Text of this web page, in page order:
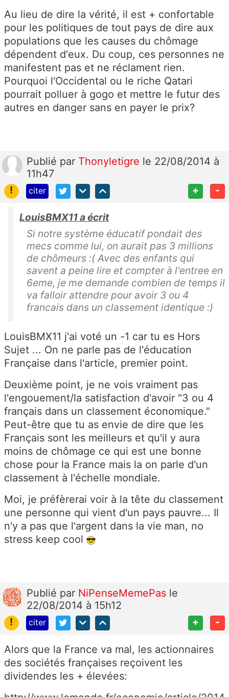
Au lieu de dire la vérité, il est + confortable
pour les politiques de tout pays de dire aux
populations que les causes du chômage
dépendent d'eux. Du coup, ces personnes ne
manifestent pas et ne réclament rien.
Pourquoi l'Occidental ou le riche Qatari
pourrait polluer à gogo et mettre le futur des
autres en danger sans en payer le prix?
Publié par Thonyletigre le 22/08/2014 à
11h47
!
citer + -
LouisBMX11 a écrit
Si notre système éducatif pondait des
mecs comme lui, on aurait pas 3 millions
de chômeurs :( Avec des enfants qui
savent a peine lire et compter à l'entree en
6eme, je me demande combien de temps il
va falloir attendre pour avoir 3 ou 4
francais dans un classement identique :)
LouisBMX11 j'ai voté un -1 car tu es Hors
Sujet ... On ne parle pas de l'éducation
Française dans l'article, premier point.
Deuxième point, je ne vois vraiment pas
l'engouement/la satisfaction d'avoir "3 ou 4
français dans un classement économique."
Peut-être que tu as envie de dire que les
Français sont les meilleurs et qu'il y aura
moins de chômage ce qui est une bonne
chose pour la France mais la on parle d'un
classement à l'échelle mondiale.
Moi, je préfèrerai voir à la tête du classement
une personne qui vient d'un pays pauvre... Il
n'y a pas que l'argent dans la vie man, no
stress keep cool
Publié par NiPenseMemePas le
22/08/2014 à 15h12
!
citer + -
Alors que la France va mal, les actionnaires
des sociétés françaises reçoivent les
dividendes les + élevées: